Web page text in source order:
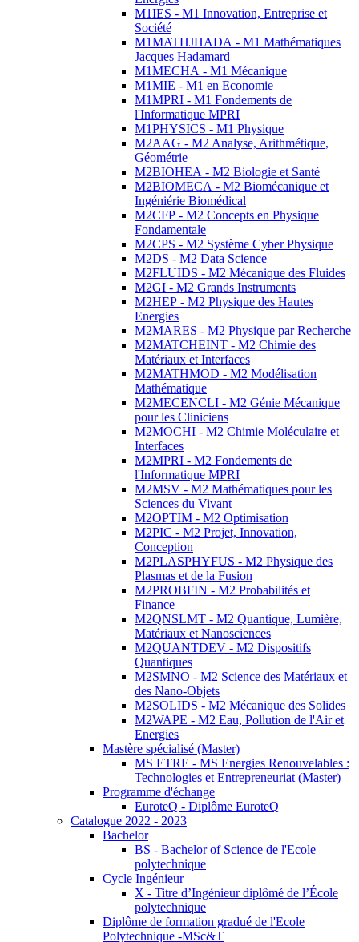
M1IES - M1 Innovation, Entreprise et
Société
M1MATHJHADA - M1 Mathématiques
Jacques Hadamard
M1MECHA - M1 Mécanique
M1MIE - M1 en Economie
M1MPRI - M1 Fondements de
l'Informatique MPRI
M1PHYSICS - M1 Physique
M2AAG - M2 Analyse, Arithmétique,
Géométrie
M2BIOHEA - M2 Biologie et Santé
M2BIOMECA - M2 Biomécanique et
Ingéniérie Biomédical
M2CFP - M2 Concepts en Physique
Fondamentale
M2CPS - M2 Système Cyber Physique
M2DS - M2 Data Science
M2FLUIDS - M2 Mécanique des Fluides
M2GI - M2 Grands Instruments
M2HEP - M2 Physique des Hautes
Energies
M2MARES - M2 Physique par Recherche
M2MATCHEINT - M2 Chimie des
Matériaux et Interfaces
M2MATHMOD - M2 Modélisation
Mathématique
M2MECENCLI - M2 Génie Mécanique
pour les Cliniciens
M2MOCHI - M2 Chimie Moléculaire et
Interfaces
M2MPRI - M2 Fondements de
l'Informatique MPRI
M2MSV - M2 Mathématiques pour les
Sciences du Vivant
M2OPTIM - M2 Optimisation
M2PIC - M2 Projet, Innovation,
Conception
M2PLASPHYFUS - M2 Physique des
Plasmas et de la Fusion
M2PROBFIN - M2 Probabilités et
Finance
M2QNSLMT - M2 Quantique, Lumière,
Matériaux et Nanosciences
M2QUANTDEV - M2 Dispositifs
Quantiques
M2SMNO - M2 Science des Matériaux et
des Nano-Objets
M2SOLIDS - M2 Mécanique des Solides
M2WAPE - M2 Eau, Pollution de l'Air et
Energies
Mastère spécialisé (Master)
MS ETRE - MS Energies Renouvelables :
Technologies et Entrepreneuriat (Master)
Programme d'échange
EuroteQ - Diplôme EuroteQ
Catalogue 2022 - 2023
Bachelor
BS - Bachelor of Science de l'Ecole
polytechnique
Cycle Ingénieur
X - Titre d’Ingénieur diplômé de l’École
polytechnique
Diplôme de formation gradué de l'Ecole
Polytechnique -MSc&T